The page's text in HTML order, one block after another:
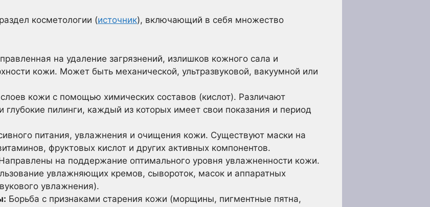
косметологии (источник), включающий в себя множество
на удаление загрязнений, излишков кожного сала и
кожи. Может быть механической, ультразвуковой, вакуумной или
кожи с помощью химических составов (кислот). Различают
глубокие пилинги, каждый из которых имеет свои показания и период
питания, увлажнения и очищения кожи. Существуют маски на
фруктовых кислот и других активных компонентов.
на поддержание оптимального уровня увлажненности кожи.
увлажняющих кремов, сывороток, масок и аппаратных
увлажнения).
Борьба с признаками старения кожи (морщины, пигментные пятна,